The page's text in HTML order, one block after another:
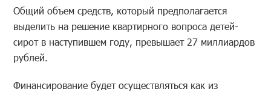
Общий объем средств, который предполагается
выделить на решение квартирного вопроса детей-
сирот в наступившем году, превышает 27 миллиардов
рублей.
Финансирование будет осуществляться как из